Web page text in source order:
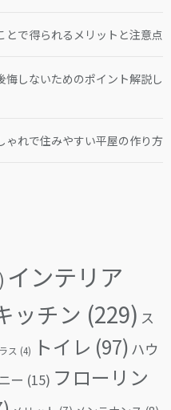
とで得られるメリットと注意点
しないためのポイント解説し
ゃれで住みやすい平屋の作り方
インテリア
ッチン (229) ス
ス (4) トイレ (97) ハウ
ー (15) フローリン